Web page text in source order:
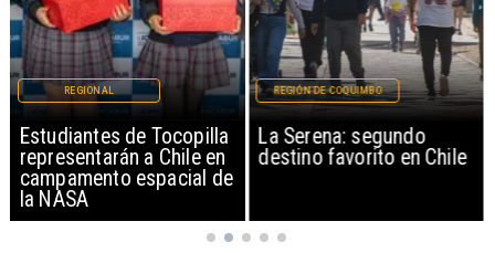
Estudiantes de Tocopilla
representarán a Chile en
campamento espacial de
la NASA
REGIONAL
La Serena: segundo
destino favorito en Chile
REGIÓN DE COQUIMBO